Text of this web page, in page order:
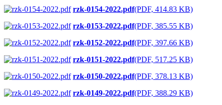
rzk-0154-2022.pdf(PDF, 414.83 KB)
rzk-0153-2022.pdf(PDF, 385.55 KB)
rzk-0152-2022.pdf(PDF, 397.66 KB)
rzk-0151-2022.pdf(PDF, 517.25 KB)
rzk-0150-2022.pdf(PDF, 378.13 KB)
rzk-0149-2022.pdf(PDF, 388.29 KB)